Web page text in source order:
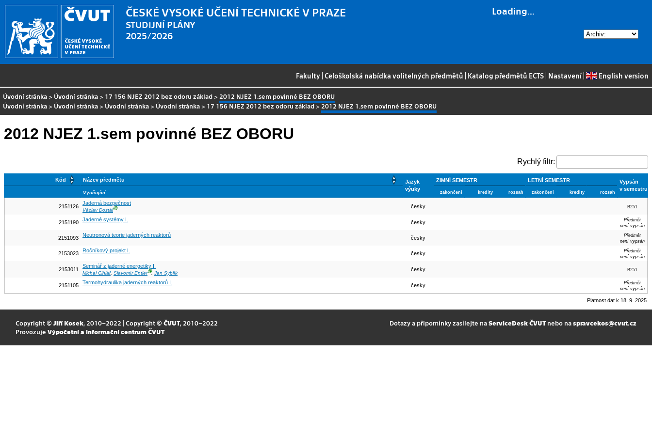
Loading...
ČESKÉ VYSOKÉ UČENÍ TECHNICKÉ V PRAZE
STUDIJNÍ PLÁNY
2025/2026
Fakulty |Celoškolská nabídka volitelných předmětů Katalog předmětů ECTS Nastavení| English version
Úvodní stránka > Úvodní stránka > 17 156 NJEZ 2012 bez odoru základ > 2012 NJEZ 1.sem povinné BEZ OBORU
Úvodní stránka > Úvodní stránka > Úvodní stránka > Úvodní stránka > 17 156 NJEZ 2012 bez odoru základ>2012 NJEZ 1.sem povinné BEZ OBORU
2012 NJEZ 1.sem povinné BEZ OBORU
Rychlý filtr:
Kód Název předmětu
Jazyk
výuky
ZIMNÍ SEMESTR LETNÍ SEMESTR
Vypsán
v semestru
Vyučující zakončení kredity rozsah zakončení kredity rozsah
2151126
Jaderná bezpečnost
Václav DostálⒼ česky B251
2151190 Jaderné systémy I. česky
Předmět
není vypsán
2151093 Neutronová teorie jaderných reaktorů česky
Předmět
není vypsán
2153023 Ročníkový projekt I. česky
Předmět
není vypsán
2153011
Seminář z jaderné energetiky I.
Michal Cihlář, Slavomír EntlerⒼ, Jan Syblík
česky B251
2151105 Termohydraulika jaderných reaktorů I. česky
Předmět
není vypsán
Platnost dat k 18. 9. 2025
Copyright © Jiří Kosek, 2010–2022 | Copyright © ČVUT, 2010–2022
Provozuje Výpočetní a informační centrum ČVUT
Dotazy a připomínky zasílejte naServiceDesk ČVUTnebo naspravcekos@cvut.cz